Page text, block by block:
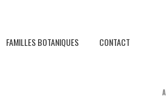
FAMILLES BOTANIQUES CONTACT